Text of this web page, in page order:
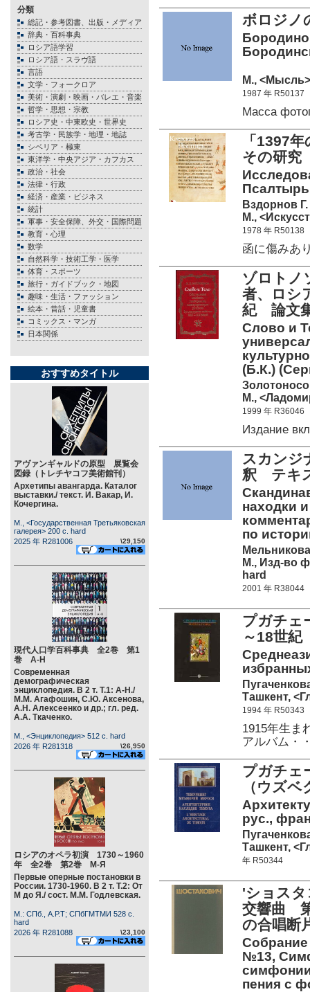
分類
総記・参考図書、出版・メディア
辞典・百科事典
ロシア語学習
ロシア語・スラヴ語
言語
文学・フォークロア
美術・演劇・映画・バレエ・音楽
哲学・思想・宗教
ロシア史・中東欧史・世界史
考古学・民族学・地理・地誌
シベリア・極東
東洋学・中央アジア・カフカス
政治・社会
法律・行政
経済・産業・ビジネス
統計
軍事・安全保障、外交・国際問題
教育・心理
数学
自然科学・技術工学・医学
体育・スポーツ
旅行・ガイドブック・地図
趣味・生活・ファッション
絵本・昔話・児童書
コミックス・マンガ
日本関係
おすすめタイトル
アヴァンギャルドの原型 展覧会
図録（トレチヤコフ美術館刊）
Архетипы авангарда. Каталог
выставки./ текст. И. Вакар, И.
Кочергина.
М., <Государственная Третьяковская
галерея> 200 c. hard
2025 年 R281006
\29,150
現代人口学百科事典 全2巻 第1
巻 А-Н
Современная
демографическая
энциклопедия. В 2 т. Т.1: А-Н./
М.М. Агафошин, С.Ю. Аксенова,
А.Н. Алексеенко и др.; гл. ред.
А.А. Ткаченко.
М., <Энциклопедия> 512 c. hard
2026 年 R281318
\26,950
ロシアのオペラ初演 1730～1960
年 全2巻 第2巻 М-Я
Первые оперные постановки в
России. 1730-1960. В 2 т. Т.2: От
М до Я./ сост. М.М. Годлевская.
М.: СПб., А.Р.Т; СПбГМТМИ 528 c.
hard
2026 年 R281088
\23,100
ボロジ
М.,
1987 年 R50137
Масса
「1397
その研究
Псалтырь
Вздорнов Г.
М.,
1978 年 R50138
函に傷みあ
ゾロト
者、ロシ
紀 論文
Слово и
(Б.К.)
М.,
1999 年 R36046
Издание
スカンジ
釈 テキ
находки
по
М., Изд-во
hard
2001 年 R38044
プガチ
～18世紀
Ташкент,
1994 年 R50343
1915年生ま
アルバム・
プガチェ
（ウズ
рус.,
Ташкент,
年 R50344
'ショス
交響曲
の合唱断
Собрание
№13,
пения с